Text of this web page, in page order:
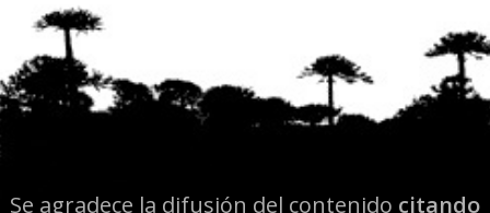
Se agradece la difusión del contenido citando